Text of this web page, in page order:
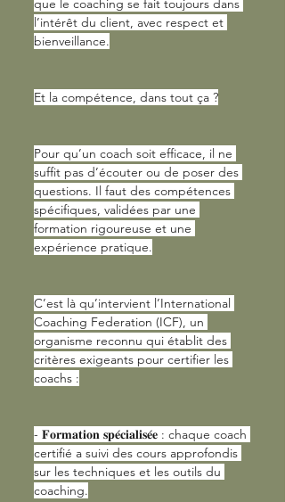
que le coaching se fait toujours dans
l’intérêt du client, avec respect et
bienveillance.
Et la compétence, dans tout ça ?
Pour qu’un coach soit efficace, il ne
suffit pas d’écouter ou de poser des
questions. Il faut des compétences
spécifiques, validées par une
formation rigoureuse et une
expérience pratique.
C’est là qu’intervient l’International
Coaching Federation (ICF), un
organisme reconnu qui établit des
critères exigeants pour certifier les
coachs :
- 𝐅𝐨𝐫𝐦𝐚𝐭𝐢𝐨𝐧 𝐬𝐩𝐞́𝐜𝐢𝐚𝐥𝐢𝐬𝐞́𝐞 : chaque coach
certifié a suivi des cours approfondis
sur les techniques et les outils du
coaching.